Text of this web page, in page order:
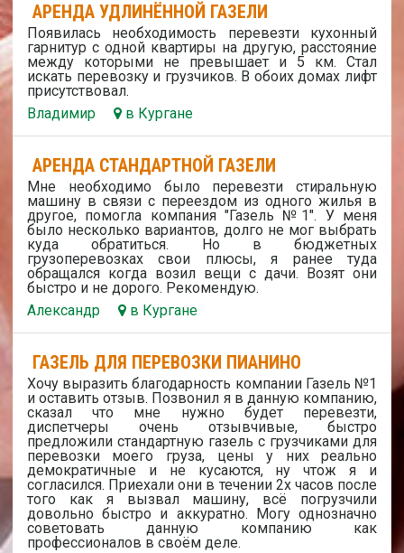
АРЕНДА УДЛИНЁННОЙ ГАЗЕЛИ
Появилась необходимость перевезти кухонный
гарнитур с одной квартиры на другую, расстояние
между которыми не превышает и 5 км. Стал
искать перевозку и грузчиков. В обоих домах лифт
присутствовал.
Владимир
в Кургане
АРЕНДА СТАНДАРТНОЙ ГАЗЕЛИ
Мне необходимо было перевезти стиральную
машину в связи с переездом из одного жилья в
другое, помогла компания "Газель №1". У меня
было несколько вариантов, долго не мог выбрать
куда обратиться. Но в бюджетных
грузоперевозках свои плюсы, я ранее туда
обращался когда возил вещи с дачи. Возят они
быстро и не дорого. Рекомендую.
Александр
в Кургане
ГАЗЕЛЬ ДЛЯ ПЕРЕВОЗКИ ПИАНИНО
Хочу выразить благодарность компании Газель №1
и оставить отзыв. Позвонил я в данную компанию,
сказал что мне нужно будет перевезти,
диспетчеры очень отзывчивые, быстро
предложили стандартную газель с грузчиками для
перевозки моего груза, цены у них реально
демократичные и не кусаются, ну чтож я и
согласился. Приехали они в течении 2х часов после
того как я вызвал машину, всё погрузчили
довольно быстро и аккуратно. Могу однозначно
советовать данную компанию как
профессионалов в своём деле.